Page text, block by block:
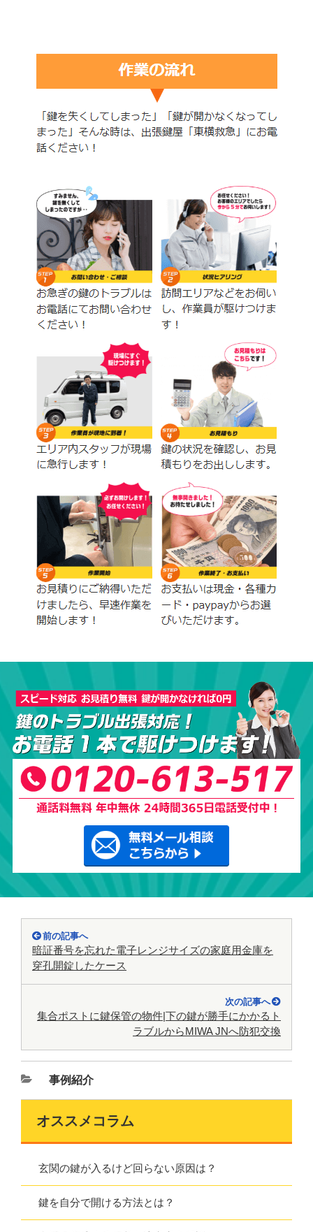
前の記事へ
暗証番号を忘れた電子レンジサイズの家庭用金庫を
穿孔開錠したケース
次の記事へ
集合ポストに鍵保管の物件|下の鍵が勝手にかかるト
ラブルからMIWA JNへ防犯交換
事例紹介
オススメコラム
玄関の鍵が入るけど回らない原因は？
鍵を自分で開ける方法とは？